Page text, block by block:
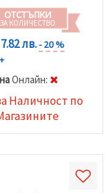
ОТСТЪПКИ
ЗА КОЛИЧЕСТВО
7.82 лв.- 20 %
Oнлайн:
Наличност по